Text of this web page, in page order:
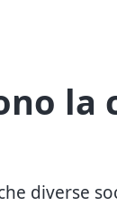
la
diverse